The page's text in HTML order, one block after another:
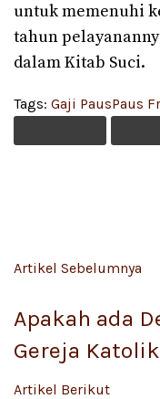
untuk memenuhi
tahun
dalam Kitab Suci.
Tags: Gaji PausPaus
Artikel Sebelumnya
Apakah ada
Gereja
Artikel Berikut